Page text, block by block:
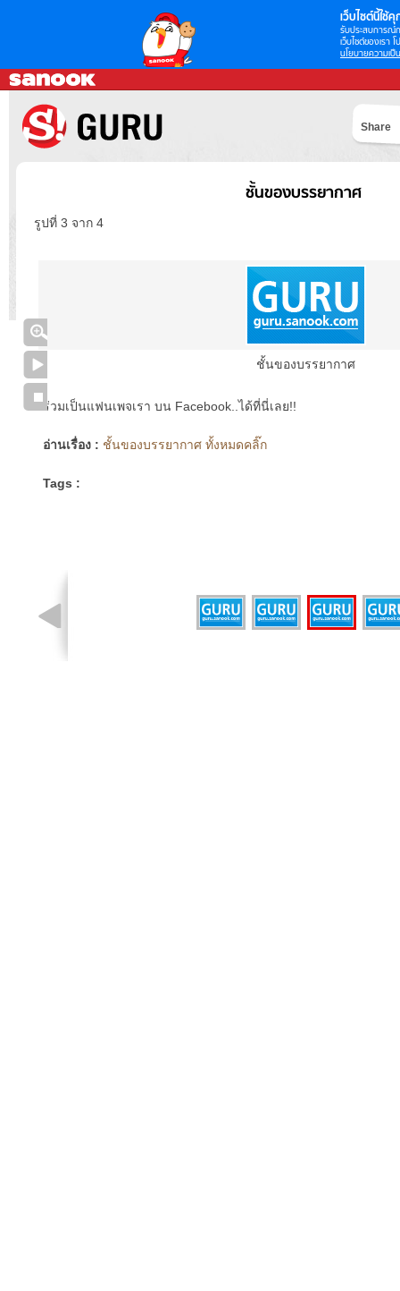
เว็บไซต์นี้ใช้คุ
รับประสบการณ์
เว็บไซต์ของเรา
นโยบายความเป็
Share
ชั้นของบรรยากาศ
รูปที่ 3 จาก 4
ชั้นของบรรยากาศ
ร่วมเป็นแฟนเพจเรา บน Facebook..ได้ที่นี่เลย!!
อ่านเรื่อง : ชั้นของบรรยากาศ ทั้งหมดคลิ๊ก
Tags :